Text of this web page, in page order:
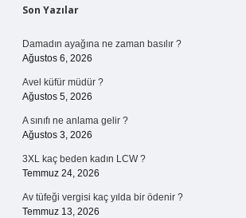
Sidebar
Son Yazılar
Damadın ayağına ne zaman basılır ?
Ağustos 6, 2026
Avel küfür müdür ?
Ağustos 5, 2026
A sınıfı ne anlama gelir ?
Ağustos 3, 2026
3XL kaç beden kadın LCW ?
Temmuz 24, 2026
Av tüfeği vergisi kaç yılda bir ödenir ?
Temmuz 13, 2026